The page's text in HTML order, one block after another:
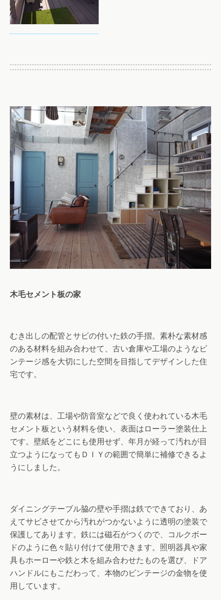
木毛セメント板の家
むき出しの配管とサビの付いた鉄の手摺。素朴な素材感
のある材料を組み合わせて、古い倉庫や工場のようなビ
ンテージ感を大切にした空間を目指してデザインした住
宅です。
壁の素材は、工場や防音室などで良く使われている木毛
セメント板という材料を使い、表面はローラー塗装仕上
です。壁紙をどこにも使用せず、年月が経って汚れが目
立つようになってもＤＩＹの範囲で簡単に補修できるよ
うにしました。
ダイニングテーブル脇の壁や手摺は鉄でできており、あ
えてサビさせてから汚れがつかないように透明の塗装で
保護してあります。鉄には磁石がつくので、コルクボー
ドのように色々貼り付けて使用できます。照明器具や家
具もホーローや鉄と木を組み合わせたものを選び、ドア
ハンドルにもこだわって、本物のビンテージの金物を使
用しています。